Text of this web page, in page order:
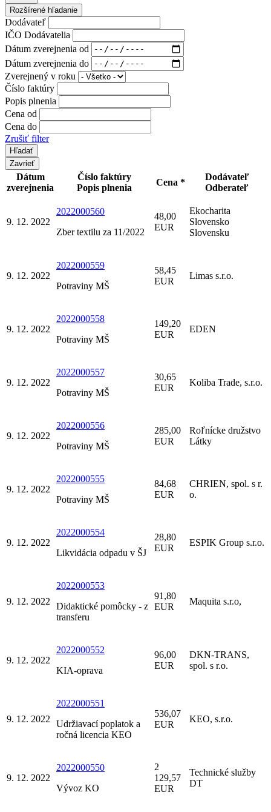
Rozšírené hľadanie
Dodávateľ
IČO Dodávatelia
Dátum zverejnenia od
Dátum zverejnenia do
Zverejnený v roku
Číslo faktúry
Popis plnenia
Cena od
Cena do
Zrušiť filter
Zavrieť
Dátum
zverejnenia
Číslo faktúry
Popis plnenia
Cena *
Dodávateľ
Odberateľ
9. 12. 2022
2022000560
Zber textilu za 11/2022
48,00
EUR
Ekocharita
Slovensko
Slovensku
9. 12. 2022
2022000559
Potraviny MŠ
58,45
EUR
Limas s.r.o.
9. 12. 2022
2022000558
Potraviny MŠ
149,20
EUR
EDEN
9. 12. 2022
2022000557
Potraviny MŠ
30,65
EUR
Koliba Trade, s.r.o.
9. 12. 2022
2022000556
Potraviny MŠ
285,00
EUR
Roľnícke družstvo
Látky
9. 12. 2022
2022000555
Potraviny MŠ
84,68
EUR
CHRIEN, spol. s r.
o.
9. 12. 2022
2022000554
Likvidácia odpadu v ŠJ
28,80
EUR
ESPIK Group s.r.o.
9. 12. 2022
2022000553
Didaktické pomôcky - z
transferu
91,80
EUR
Maquita s.r.o,
9. 12. 2022
2022000552
KIA-oprava
96,00
EUR
DKN-TRANS,
spol. s r.o.
9. 12. 2022
2022000551
Udržiavací poplatok a
ročná licencia KEO
536,07
EUR
KEO, s.r.o.
9. 12. 2022
2022000550
Vývoz KO
2
129,57
EUR
Technické služby
DT